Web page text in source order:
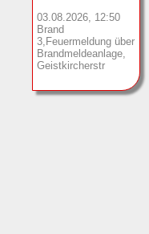
03.08.2026, 12:50
Brand
3,Feuermeldung über
Brandmeldeanlage,
Geistkircherstr